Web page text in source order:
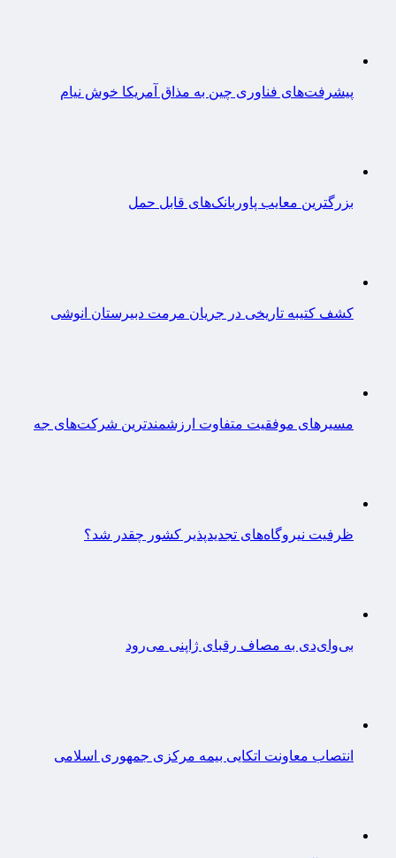
پیشرفت‌های فناوری چین به مذاق آمریکا خوش نیام
بزرگترین معایب پاوربانک‌های قابل حمل
کشف کتیبه تاریخی در جریان مرمت دبیرستان انوشی
مسیرهای موفقیت متفاوت ارزشمندترین شرکت‌های جه
ظرفیت نیروگاه‌های تجدیدپذیر کشور چقدر شد؟
بی‌وای‌دی به مصاف رقبای ژاپنی می‌رود
انتصاب معاونت اتکایی بیمه مرکزی جمهوری اسلامی